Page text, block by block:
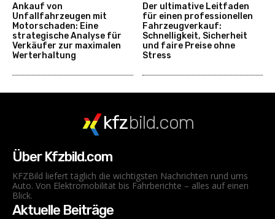
Ankauf von
Unfallfahrzeugen mit
Motorschaden: Eine
strategische Analyse für
Verkäufer zur maximalen
Werterhaltung
Der ultimative Leitfaden
für einen professionellen
Fahrzeugverkauf:
Schnelligkeit, Sicherheit
und faire Preise ohne
Stress
kfzbild.com
Über Kfzbild.com
KFZBild liefert täglich die wichtigsten Nachrichten rund ums
Auto. Von Elektromobilität bis Fahrberichte – alles auf einen
Blick.
Aktuelle Beiträge